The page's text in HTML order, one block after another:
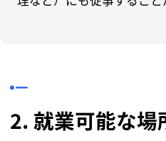
2. 就業可能な場